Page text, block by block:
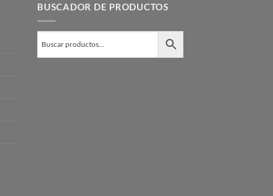
BUSCADOR DE PRODUCTOS